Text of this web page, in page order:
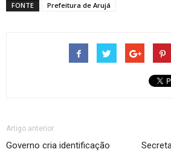
FONTE Prefeitura de Arujá
Artigo anterior
Governo cria identificação